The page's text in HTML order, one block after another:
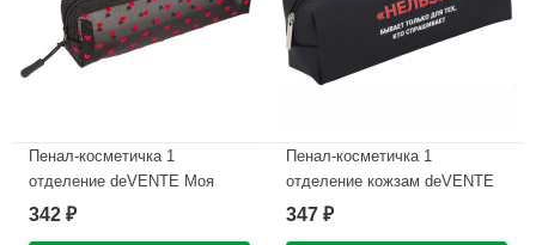
Пенал-косметичка 1
отделение deVENTE Моя
Секретная сетка (My Secret
342 ₽
Пенал-косметичка 1
отделение кожзам deVENTE
Нельзя ручка-петля
347 ₽